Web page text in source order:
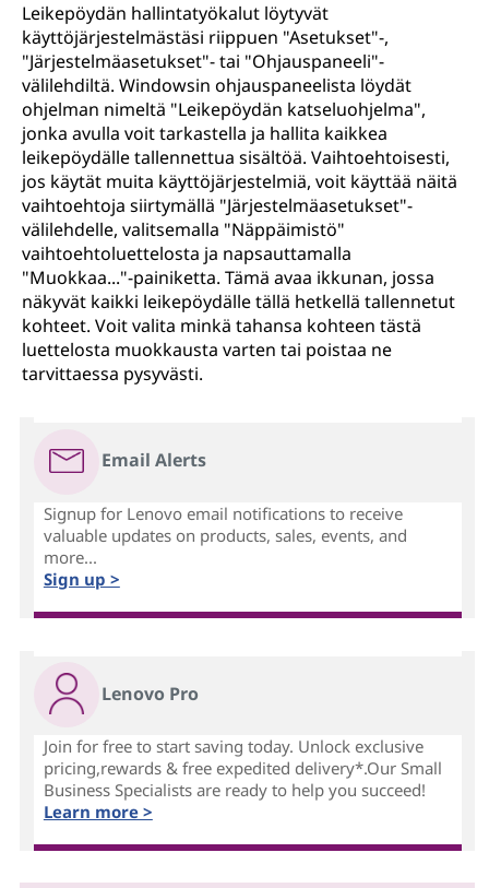
Leikepöydän hallintatyökalut löytyvät
käyttöjärjestelmästäsi riippuen "Asetukset"-,
"Järjestelmäasetukset"- tai "Ohjauspaneeli"-
välilehdiltä. Windowsin ohjauspaneelista löydät
ohjelman nimeltä "Leikepöydän katseluohjelma",
jonka avulla voit tarkastella ja hallita kaikkea
leikepöydälle tallennettua sisältöä. Vaihtoehtoisesti,
jos käytät muita käyttöjärjestelmiä, voit käyttää näitä
vaihtoehtoja siirtymällä "Järjestelmäasetukset"-
välilehdelle, valitsemalla "Näppäimistö"
vaihtoehtoluettelosta ja napsauttamalla
"Muokkaa..."-painiketta. Tämä avaa ikkunan, jossa
näkyvät kaikki leikepöydälle tällä hetkellä tallennetut
kohteet. Voit valita minkä tahansa kohteen tästä
luettelosta muokkausta varten tai poistaa ne
tarvittaessa pysyvästi.
Email Alerts
Signup for Lenovo email notifications to receive
valuable updates on products, sales, events, and
more...
Sign up >
Lenovo Pro
Join for free to start saving today. Unlock exclusive
pricing,rewards & free expedited delivery*.Our Small
Business Specialists are ready to help you succeed!
Learn more >